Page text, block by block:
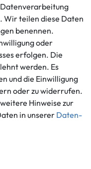
widerrufen
Wir teilen diese Daten
benennen.
oder
erfolgen. Die
werden. Es
und die Einwilligung
oder zu widerrufen.
Hinweise zur
in unserer Daten­